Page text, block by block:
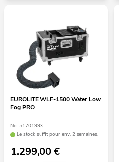
EUROLITE WLF-1500 Water Low
Fog PRO
No. 51701993
Le stock suffit pour env. 2 semaines.
1.299,00€